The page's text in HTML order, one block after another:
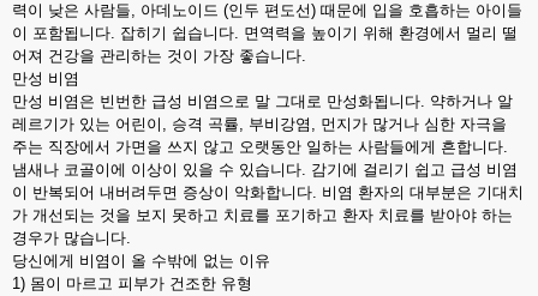
력이 낮은 사람들, 아데노이드 (인두 편도선) 때문에 입을 호흡하는 아이들
이 포함됩니다. 잡히기 쉽습니다. 면역력을 높이기 위해 환경에서 멀리 떨
어져 건강을 관리하는 것이 가장 좋습니다.
만성 비염
만성 비염은 빈번한 급성 비염으로 말 그대로 만성화됩니다. 약하거나 알
레르기가 있는 어린이, 승격 곡률, 부비강염, 먼지가 많거나 심한 자극을
주는 직장에서 가면을 쓰지 않고 오랫동안 일하는 사람들에게 흔합니다.
냄새나 코골이에 이상이 있을 수 있습니다. 감기에 걸리기 쉽고 급성 비염
이 반복되어 내버려두면 증상이 악화합니다. 비염 환자의 대부분은 기대치
가 개선되는 것을 보지 못하고 치료를 포기하고 환자 치료를 받아야 하는
경우가 많습니다.
당신에게 비염이 올 수밖에 없는 이유
1) 몸이 마르고 피부가 건조한 유형